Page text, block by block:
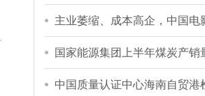
主业萎缩、成本高企，中国电
国家能源集团上半年煤炭产销
中国质量认证中心海南自贸港